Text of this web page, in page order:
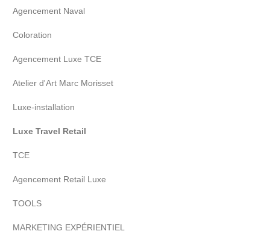
Agencement Naval
Coloration
Agencement Luxe TCE
Atelier d'Art Marc Morisset
Luxe-installation
Luxe Travel Retail
TCE
Agencement Retail Luxe
TOOLS
MARKETING EXPÉRIENTIEL